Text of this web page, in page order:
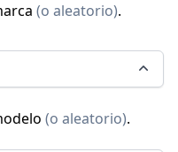
(o aleatorio).
(o aleatorio).